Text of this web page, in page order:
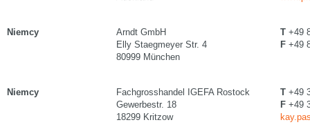
Niemcy
Arndt GmbH
Elly Staegmeyer Str. 4
80999 München
T +49
F +49
Niemcy
Fachgrosshandel IGEFA Rostock
Gewerbestr. 18
18299 Kritzow
T +49
F +49